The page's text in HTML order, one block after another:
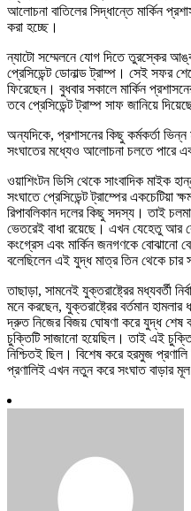
আলোচনা বাতিলের সিদ্ধান্তে মার্কিন
করা হচ্ছে।
ন্যাটো সম্মেলনে যোগ দিতে তুরস্কের
প্রেসিডেন্ট ডোনাল্ড ট্রাম্প। সেই সফর
ফিরেছেন। বুধবার সকালে মার্কিন
তবে প্রেসিডেন্ট ট্রাম্প সাফ জানিয়ে
অন্যদিকে, প্রশাসনের কিছু কর্মকর্তা
সংঘাতের মধ্যেও আলোচনা চলতে পারে
ওয়াশিংটন ডিসি থেকে সাংবাদিক মাইক
সংঘাতে প্রেসিডেন্ট ট্রাম্পের একচেটিয়া
রিপাবলিকান দলের কিছু সদস্য। তাই
ভেতরেই বাধা রয়েছে। এখন যেহেতু আর
কংগ্রেস এবং মার্কিন জনগণকে বোঝানো
বলেছিলেন এই যুদ্ধ মাত্র তিন থেকে চার
তাছাড়া, সামনেই যুক্তরাষ্ট্রের মধ্যবর্তী
মনে করছেন, যুক্তরাষ্ট্রের বর্তমান
দ্রুত নিজের বিজয় ঘোষণা করে যুদ্ধ
চুক্তিটি সাজানো হয়েছিল। তাই এই
নিশ্চিতই ছিল। বিশেষ করে হরমুজ
প্রণালিই এখন নতুন করে সংঘাত বাড়ার মূল